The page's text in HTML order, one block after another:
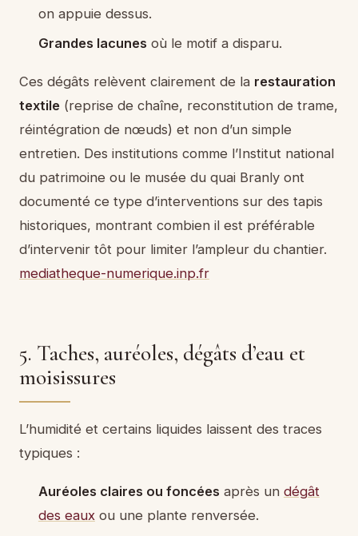
on appuie dessus.
Grandes lacunes où le motif a disparu.
Ces dégâts relèvent clairement de la restauration
textile (reprise de chaîne, reconstitution de trame,
réintégration de nœuds) et non d’un simple
entretien. Des institutions comme l’Institut national
du patrimoine ou le musée du quai Branly ont
documenté ce type d’interventions sur des tapis
historiques, montrant combien il est préférable
d’intervenir tôt pour limiter l’ampleur du chantier.
mediatheque-numerique.inp.fr
5. Taches, auréoles, dégâts d’eau et
moisissures
L’humidité et certains liquides laissent des traces
typiques :
Auréoles claires ou foncées après un dégât
des eauxou une plante renversée.